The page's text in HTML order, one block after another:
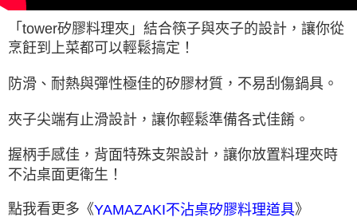
「tower矽膠料理夾」結合筷子與夾子的設計，讓你從
烹飪到上菜都可以輕鬆搞定！
防滑、耐熱與彈性極佳的矽膠材質，不易刮傷鍋具。
夾子尖端有止滑設計，讓你輕鬆準備各式佳餚。
握柄手感佳，背面特殊支架設計，讓你放置料理夾時
不沾桌面更衛生！
點我看更多《YAMAZAKI不沾桌矽膠料理道具》